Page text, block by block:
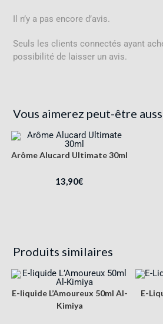
Il n’y a pas encore d’avis.
Seuls les clients connectés ayant
possibilité de laisser un avis.
Vous aimerez peut-être
Arôme Alucard Ultimate 30ml
13,90€
Produits similaires
E-liquide L’Amoureux 50ml Al-
Kimiya
E-